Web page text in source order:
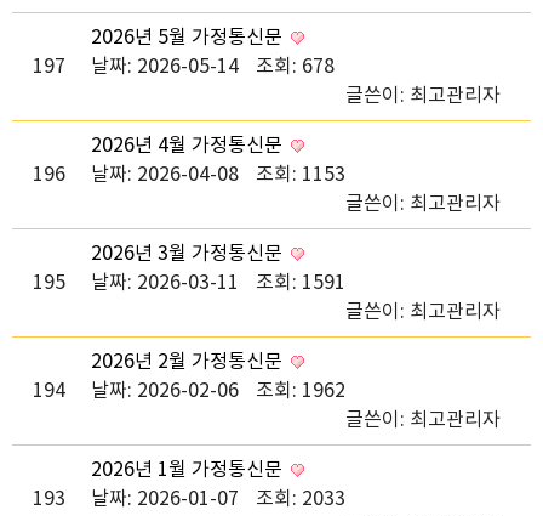
197
2026년 5월 가정통신문
날짜: 2026-05-14
조회: 678
글쓴이: 최고관리자
196
2026년 4월 가정통신문
날짜: 2026-04-08
조회: 1153
글쓴이: 최고관리자
195
2026년 3월 가정통신문
날짜: 2026-03-11
조회: 1591
글쓴이: 최고관리자
194
2026년 2월 가정통신문
날짜: 2026-02-06
조회: 1962
글쓴이: 최고관리자
193
2026년 1월 가정통신문
날짜: 2026-01-07
조회: 2033